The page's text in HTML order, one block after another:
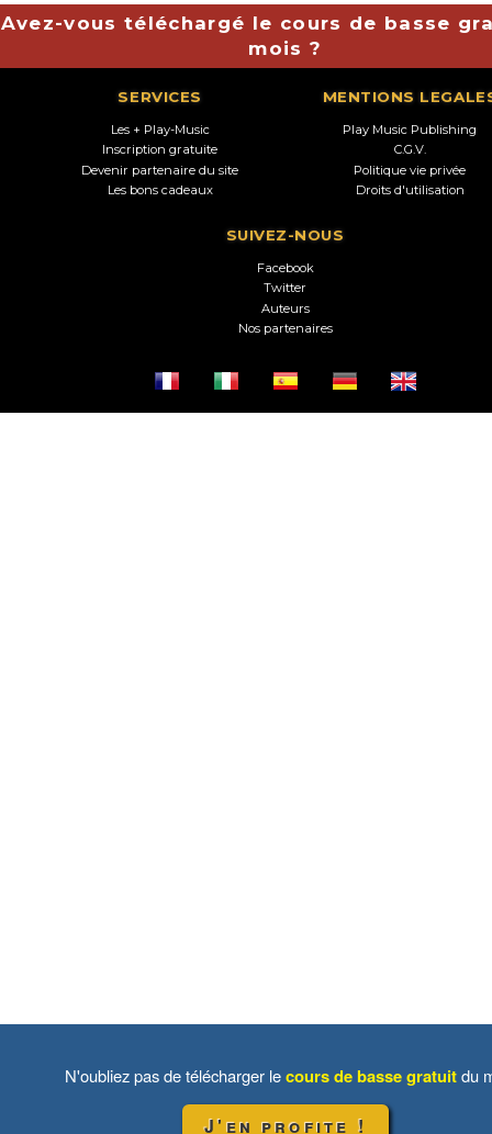
Avez-vous téléchargé le cours de basse
mois ?
SERVICES
Les + Play-Music
Inscription gratuite
Devenir partenaire du site
Les bons cadeaux
MENTIONS
Play Music Publishing
C.G.V.
Politique vie privée
Droits d'utilisation
SUIVEZ-NOUS
Facebook
Twitter
Auteurs
Nos partenaires
N'oubliez pas de télécharger lecours de basse gratuitdu
J'en profite !